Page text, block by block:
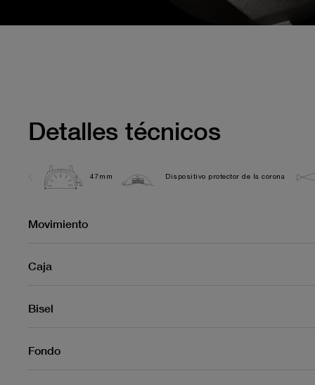
Detalles técnicos
47mm Dispositivo protector de la corona
Movimiento
Caja
Bisel
Fondo